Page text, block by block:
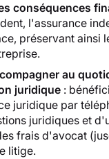
conséquences
l'assurance
préservant ainsi
au
juridique :
juridique par
juridiques et
frais d'avocat
litige.